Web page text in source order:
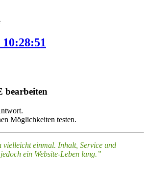
10:28:51
bearbeiten
Möglichkeiten testen.
vielleicht einmal. Inhalt, Service und
ein Website-Leben lang.”